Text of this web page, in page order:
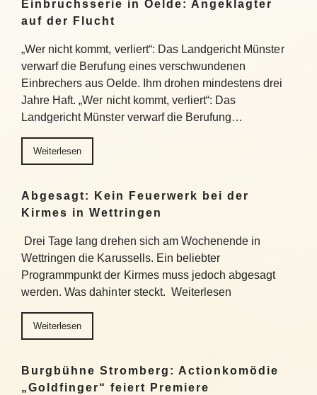
Einbruchsserie in Oelde: Angeklagter
auf der Flucht
„Wer nicht kommt, verliert“: Das Landgericht Münster
verwarf die Berufung eines verschwundenen
Einbrechers aus Oelde. Ihm drohen mindestens drei
Jahre Haft. „Wer nicht kommt, verliert“: Das
Landgericht Münster verwarf die Berufung…
Weiterlesen
Abgesagt: Kein Feuerwerk bei der
Kirmes in Wettringen
Drei Tage lang drehen sich am Wochenende in
Wettringen die Karussells. Ein beliebter
Programmpunkt der Kirmes muss jedoch abgesagt
werden. Was dahinter steckt. Weiterlesen
Weiterlesen
Burgbühne Stromberg: Actionkomödie
„Goldfinger“ feiert Premiere